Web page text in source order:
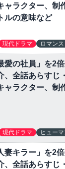
ャラクター、制
ルの意味など
現代ドラマ ロマン
愛の社員」を2
、全話あらすじ
ャラクター、制
現代ドラマ ヒュー
妻キラー」を2
、全話あらすじ